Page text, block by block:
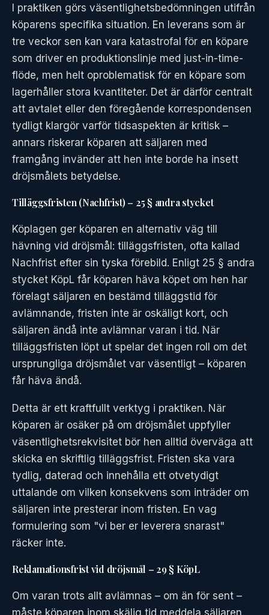
I praktiken görs väsentlighetsbedömningen utifrån
köparens specifika situation. En leverans som är
tre veckor sen kan vara katastrofal för en köpare
som driver en produktionslinje med just-in-time-
flöde, men helt oproblematisk för en köpare som
lagerhåller stora kvantiteter. Det är därför centralt
att avtalet eller den föregående korrespondensen
tydligt klargör varför tidsaspekten är kritisk –
annars riskerar köparen att säljaren med
framgång invänder att hen inte borde ha insett
dröjsmålets betydelse.
Tilläggsfristen (Nachfrist) – 25 § andra stycket
Köplagen ger köparen en alternativ väg till
hävning vid dröjsmål: tilläggsfristen, ofta kallad
Nachfrist efter sin tyska förebild. Enligt 25 § andra
stycket KöpL får köparen häva köpet om hen har
förelagt säljaren en bestämd tilläggstid för
avlämnande, fristen inte är oskäligt kort, och
säljaren ändå inte avlämnar varan i tid. När
tilläggsfristen löpt ut spelar det ingen roll om det
ursprungliga dröjsmålet var väsentligt – köparen
får häva ändå.
Detta är ett kraftfullt verktyg i praktiken. När
köparen är osäker på om dröjsmålet uppfyller
väsentlighetsrekvisitet bör hen alltid överväga att
skicka en skriftlig tilläggsfrist. Fristen ska vara
tydlig, daterad och innehålla ett otvetydigt
uttalande om vilken konsekvens som inträder om
säljaren inte presterar inom fristen. En vag
formulering som "vi ber er leverera snarast"
räcker inte.
Reklamationsfrist vid dröjsmål – 29 § KöpL
Om varan trots allt avlämnas – om än för sent –
måste köparen inom skälig tid meddela säljaren